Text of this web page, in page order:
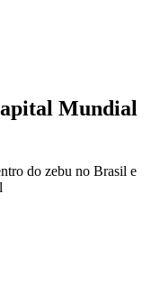
Mundial
do zebu no Brasil e